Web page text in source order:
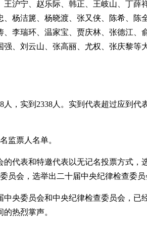
沪宁、赵乐际、韩正、王岐山、丁薛
杨洁篪、杨晓渡、张又侠、陈希、陈
李瑞环、温家宝、贾庆林、张德江、
强、刘云山、张高丽、尤权、张庆黎等
人，实到2338人。实到代表超过应到代
监票人名单。
代表和特邀代表以无记名投票方式，
员会，选举出二十届中央纪律检查委员
中央委员会和中央纪律检查委员会，已
热烈掌声。